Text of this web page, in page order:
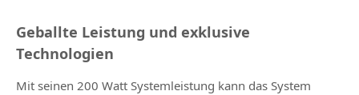
Geballte Leistung und exklusive
Technologien
Mit seinen 200 Watt Systemleistung kann das System